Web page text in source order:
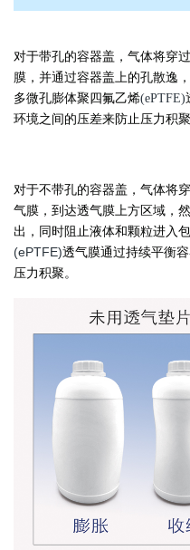
对于带孔的容器盖，气体将穿
膜，并通过容器盖上的孔散逸
多微孔膨体聚四氟乙烯(ePTFE)
环境之间的压差来防止压力积聚
对于不带孔的容器盖，气体将
气膜，到达透气膜上方区域，
出，同时阻止液体和颗粒进入
(ePTFE)透气膜通过持续平衡
压力积聚。